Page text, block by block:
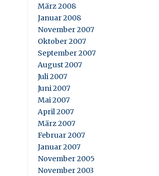
März 2008
Januar 2008
November 2007
Oktober 2007
September 2007
August 2007
Juli 2007
Juni 2007
Mai 2007
April 2007
März 2007
Februar 2007
Januar 2007
November 2005
November 2003